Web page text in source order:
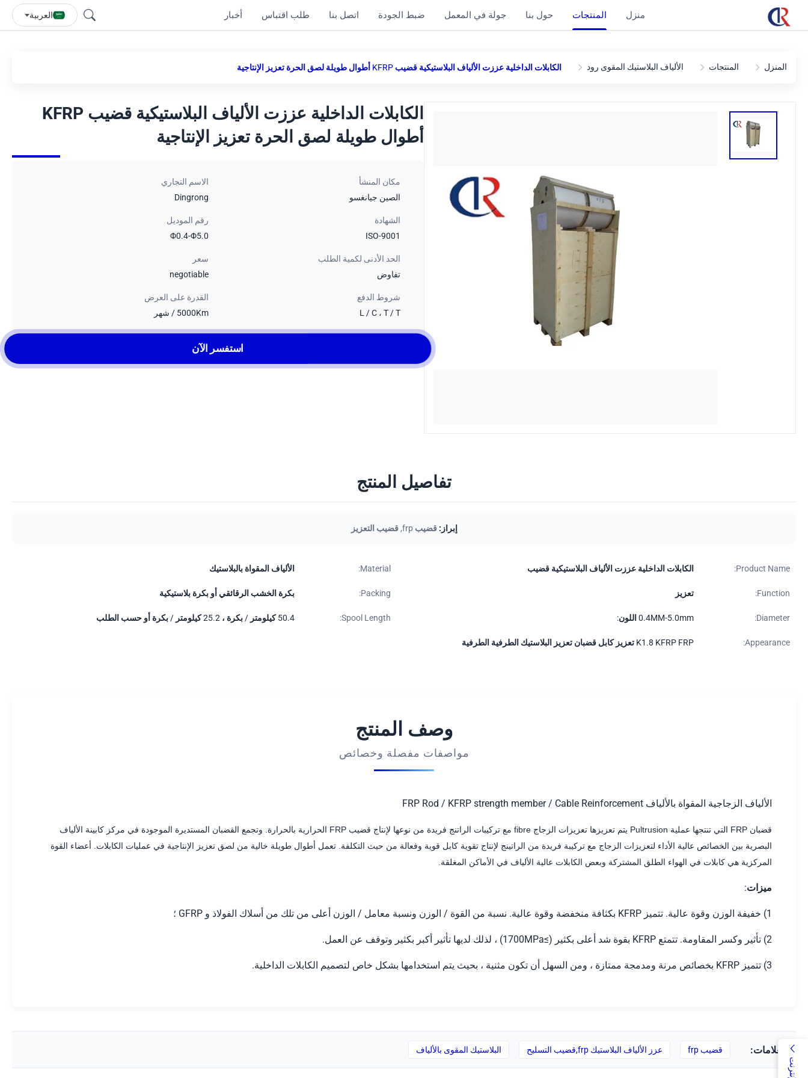
منزل المنتجات حول بنا جولة في المعمل ضبط الجودة اتصل بنا طلب اقتباس أخبار العربية
المنزل المنتجات الألياف البلاستيك المقوى رود الكابلات الداخلية عززت الألياف البلاستيكية قضيب KFRP أطوال طويلة لصق الحرة تعزيز الإنتاجية
الكابلات الداخلية عززت الألياف البلاستيكية قضيب KFRP
أطوال طويلة لصق الحرة تعزيز الإنتاجية
مكان المنشأ
الصين جيانغسو
الاسم التجاري
Dingrong
الشهادة
ISO-9001
رقم الموديل
Φ0.4-Φ5.0
الحد الأدنى لكمية الطلب
تفاوض
سعر
negotiable
شروط الدفع
L / C ، T / T
القدرة على العرض
5000Km / شهر
استفسر الآن
تفاصيل المنتج
إبراز: قضيب frp ,قضيب التعزيز
Product Name: الكابلات الداخلية عززت الألياف البلاستيكية قضيب Material: الألياف المقواة بالبلاستيك
Function: تعزيز Packing: بكرة الخشب الرقائقي أو بكرة بلاستيكية
Diameter: 0.4MM-5.0mm اللون: Spool Length: 50.4 كيلومتر / بكرة ، 25.2 كيلومتر / بكرة أو حسب الطلب
Appearance: K1.8 KFRP FRP تعزيز كابل قضبان تعزيز البلاستيك الطرفية الطرفية
وصف المنتج
مواصفات مفصلة وخصائص
الألياف الزجاجية المقواة بالألياف FRP Rod / KFRP strength member / Cable Reinforcement
قضبان FRP التي تنتجها عملية Pultrusion يتم تعزيزها تعزيزات الزجاج fibre مع تركيبات الراتنج فريدة من نوعها لإنتاج قضيب FRP الحرارية بالحرارة.
وتجمع القضبان المستديرة الموجودة في مركز كابينة الألياف
البصرية بين الخصائص عالية الأداء لتعزيزات الزجاج مع تركيبة فريدة من الراتينج لإنتاج تقوية كابل قوية وفعالة من حيث التكلفة. تعمل أطوال طويلة خالية من لصق تعزيز الإنتاجية في عمليات الكابلات. أعضاء القوة
المركزية هي كابلات في الهواء الطلق المشتركة وبعض الكابلات عالية الألياف في الأماكن المغلقة.
ميزات:
1) خفيفة الوزن وقوة عالية. تتميز KFRP بكثافة منخفضة وقوة عالية. نسبة من القوة / الوزن ونسبة معامل / الوزن أعلى من تلك من أسلاك الفولاذ و GFRP ؛
2) تأثير وكسر المقاومة. تتمتع KFRP بقوة شد أعلى بكثير (≥1700MPa) ، لذلك لديها تأثير أكبر بكثير وتوقف عن العمل.
3) تتميز KFRP بخصائص مرنة ومدمجة ممتازة ، ومن السهل أن تكون مثنية ، بحيث يتم استخدامها بشكل خاص لتصميم الكابلات الداخلية.
العلامات: قضيب frp عزز الألياف البلاستيك frp,قضيب التسليح البلاستيك المقوى بالألياف